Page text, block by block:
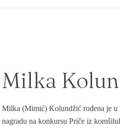
Milka
Milka (Mimić) Kolundžić rođena je u
nagradu na konkursu Priče iz